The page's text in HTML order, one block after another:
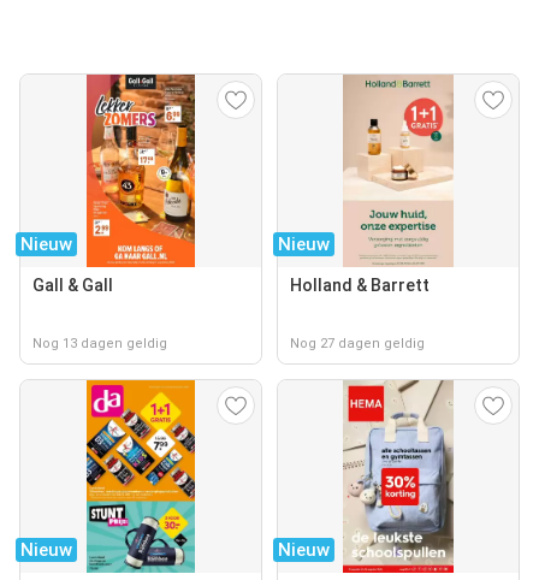
Nieuw
Gall & Gall
Nog 13 dagen geldig
Nieuw
Holland & Barrett
Nog 27 dagen geldig
Nieuw Nieuw